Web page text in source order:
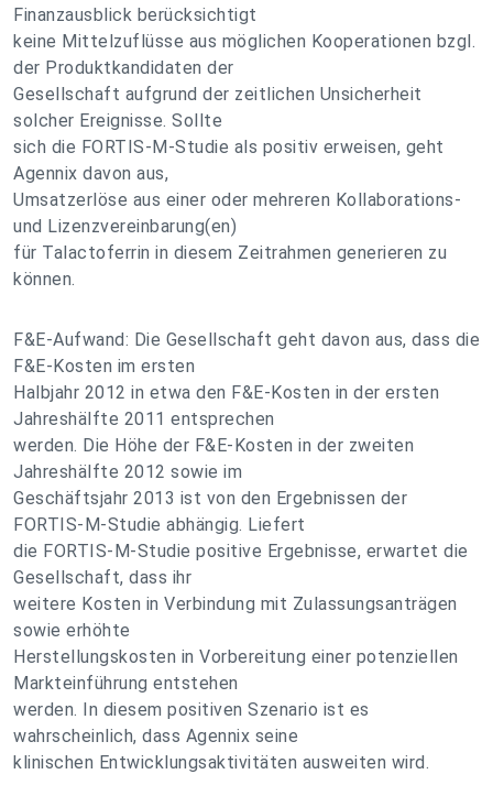
Finanzausblick berücksichtigt
keine Mittelzuflüsse aus möglichen Kooperationen bzgl.
der Produktkandidaten der
Gesellschaft aufgrund der zeitlichen Unsicherheit
solcher Ereignisse. Sollte
sich die FORTIS-M-Studie als positiv erweisen, geht
Agennix davon aus,
Umsatzerlöse aus einer oder mehreren Kollaborations-
und Lizenzvereinbarung(en)
für Talactoferrin in diesem Zeitrahmen generieren zu
können.
F&E-Aufwand: Die Gesellschaft geht davon aus, dass die
F&E-Kosten im ersten
Halbjahr 2012 in etwa den F&E-Kosten in der ersten
Jahreshälfte 2011 entsprechen
werden. Die Höhe der F&E-Kosten in der zweiten
Jahreshälfte 2012 sowie im
Geschäftsjahr 2013 ist von den Ergebnissen der
FORTIS-M-Studie abhängig. Liefert
die FORTIS-M-Studie positive Ergebnisse, erwartet die
Gesellschaft, dass ihr
weitere Kosten in Verbindung mit Zulassungsanträgen
sowie erhöhte
Herstellungskosten in Vorbereitung einer potenziellen
Markteinführung entstehen
werden. In diesem positiven Szenario ist es
wahrscheinlich, dass Agennix seine
klinischen Entwicklungsaktivitäten ausweiten wird.